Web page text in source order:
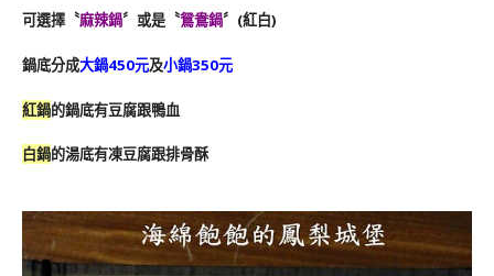
可選擇〝麻辣鍋〞或是〝鴛鴦鍋〞(紅白)
鍋底分成大鍋450元及小鍋350元
紅鍋的鍋底有豆腐跟鴨血
白鍋的湯底有凍豆腐跟排骨酥